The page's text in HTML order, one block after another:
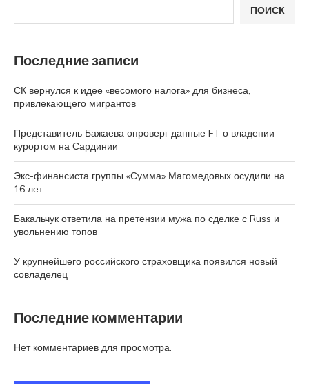
ПОИСК
Последние записи
СК вернулся к идее «весомого налога» для бизнеса,
привлекающего мигрантов
Представитель Бажаева опроверг данные FT о владении
курортом на Сардинии
Экс-финансиста группы «Сумма» Магомедовых осудили на
16 лет
Бакальчук ответила на претензии мужа по сделке с Russ и
увольнению топов
У крупнейшего российского страховщика появился новый
совладелец
Последние комментарии
Нет комментариев для просмотра.